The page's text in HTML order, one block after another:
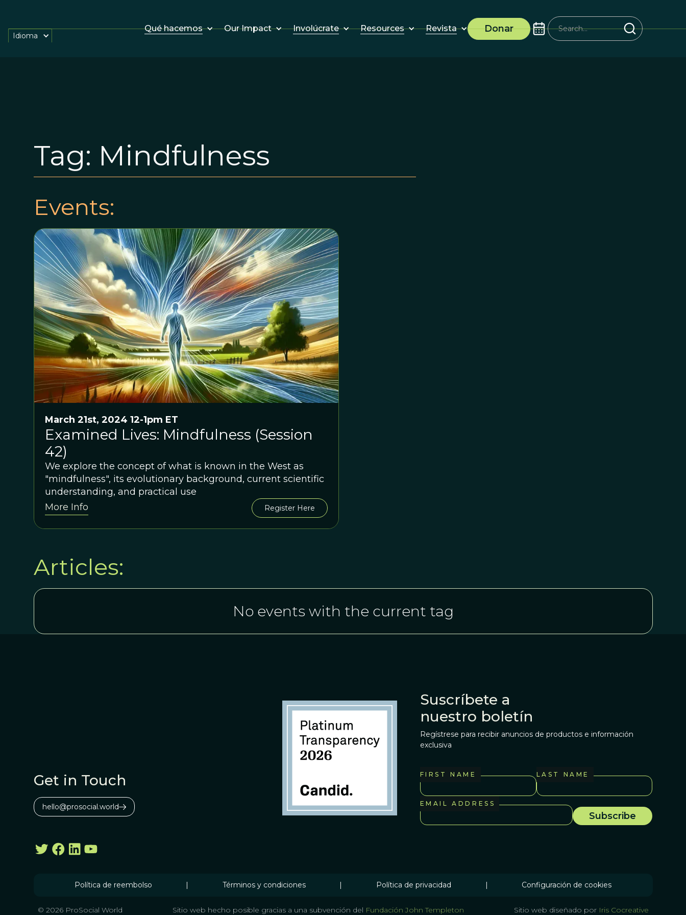
Qué hacemos Our Impact Involúcrate Resources Revista Donar
Idioma
Tag: Mindfulness
Events:
March 21st, 2024 12-1pm ET
Examined Lives: Mindfulness (Session
42)
We explore the concept of what is known in the West as
"mindfulness", its evolutionary background, current scientific
understanding, and practical use
More Info
Register Here
Articles:
No events with the current tag
Get in Touch
hello@prosocial.world
Suscríbete a
nuestro boletín
Regístrese para recibir anuncios de productos e información
exclusiva
FIRST NAME LAST NAME
EMAIL ADDRESS
Política de reembolso | Términos y condiciones | Política de privacidad | Configuración de cookies
© 2026 ProSocial World Sitio web hecho posible gracias a una subvención del Fundación John Templeton Sitio web diseñado por Iris Cocreative